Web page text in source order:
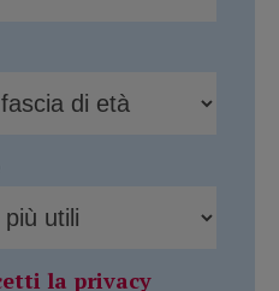
la privacy